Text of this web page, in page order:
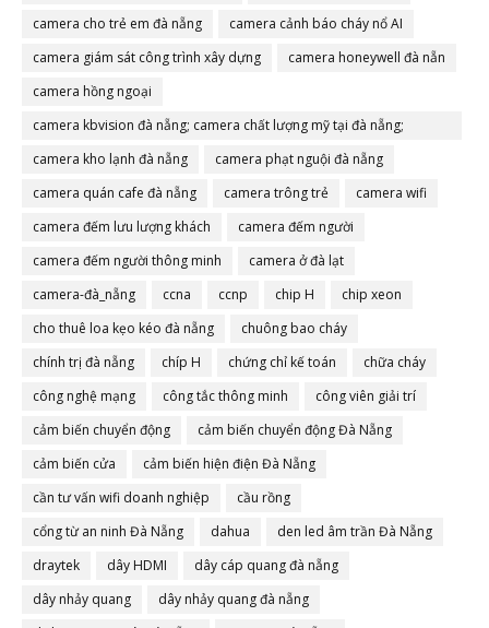
camera cho trẻ em đà nẵng
camera cảnh báo cháy nổ AI
camera giám sát công trình xây dựng
camera honeywell đà nẵn
camera hồng ngoại
camera kbvision đà nẵng; camera chất lượng mỹ tại đà nẵng;
camera đà nẵng
camera kho lạnh đà nẵng
camera phạt nguội đà nẵng
camera quán cafe đà nẵng
camera trông trẻ
camera wifi
camera đếm lưu lượng khách
camera đếm người
camera đếm người thông minh
camera ở đà lạt
camera-đà_nẵng
ccna ccnp chip H
chip xeon
cho thuê loa kẹo kéo đà nẵng
chuông bao cháy
chính trị đà nẵng
chíp H chứng chỉ kế toán
chữa cháy
công nghệ mạng
công tắc thông minh
công viên giải trí
cảm biến chuyển động
cảm biến chuyển động Đà Nẵng
cảm biến cửa
cảm biến hiện điện Đà Nẵng
cần tư vấn wifi doanh nghiệp
cầu rồng
cổng từ an ninh Đà Nẵng
dahua
den led âm trần Đà Nẵng
draytek
dây HDMI
dây cáp quang đà nẵng
dây nhảy quang
dây nhảy quang đà nẵng